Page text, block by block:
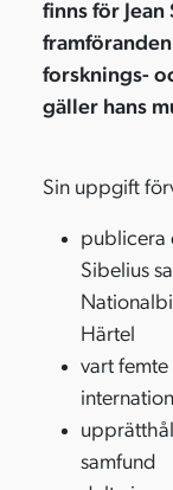
finns för
forsknings-
gäller hans
Sin uppgift
publicera
Sibelius
Härtel
vart
samfund